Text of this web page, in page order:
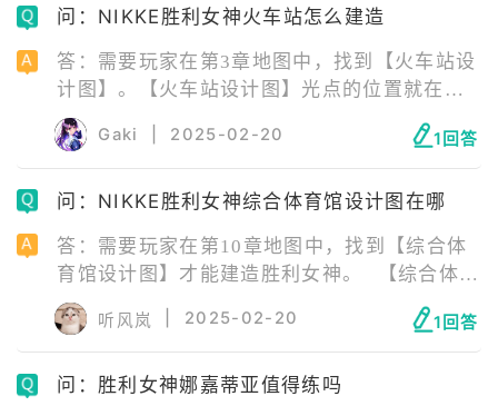
问：NIKKE胜利女神火车站怎么建造
答：需要玩家在第3章地图中，找到【火车站设
计图】。【火车站设计图】光点的位置就在
BOSS背后。 火车站是NIKKE胜利女神中，前
哨基地的可建造建筑之一。 很多玩家想要建造
火车站，因为它是战术学院研究2-1的前置要
求，只有完成了火车站的建造才可以继续往后
Gaki 2025-02-20 1回答
问：NIKKE胜利女神综合体育馆设计图在哪
答：需要玩家在第10章地图中，找到【综合体
育馆设计图】才能建造胜利女神。 【综合体育
馆设计图】光点（遗失物品）的位置在下图所
示处，第十章地图左半部分中间靠左，有一个
RXR路牌的对面。
听风岚 2025-02-20 1回答
问：胜利女神娜嘉蒂亚值得练吗